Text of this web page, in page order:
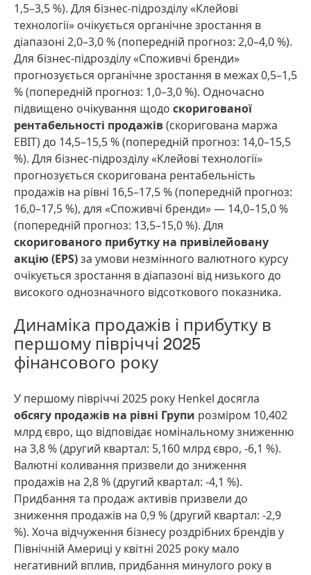
1,5–3,5 %). Для бізнес-підрозділу «Клейові
технології» очікується органічне зростання в
діапазоні 2,0–3,0 % (попередній прогноз: 2,0–4,0 %).
Для бізнес-підрозділу «Споживчі бренди»
прогнозується органічне зростання в межах 0,5–1,5
% (попередній прогноз: 1,0–3,0 %). Одночасно
підвищено очікування щодо скоригованої
рентабельності продажів(скоригована маржа
EBIT) до 14,5–15,5 % (попередній прогноз: 14,0–15,5
%). Для бізнес-підрозділу «Клейові технології»
прогнозується скоригована рентабельність
продажів на рівні 16,5–17,5 % (попередній прогноз:
16,0–17,5 %), для «Споживчі бренди» — 14,0–15,0 %
(попередній прогноз: 13,5–15,0 %). Для
скоригованого прибутку на привілейовану
акцію(EPS)за умови незмінного валютного курсу
очікується зростання в діапазоні від низького до
високого однозначного відсоткового показника.
Динаміка продажів і прибутку в
першому півріччі 2025
фінансового року
У першому півріччі 2025 року Henkel досягла
обсягу продажів на рівні Групи розміром 10,402
млрд євро, що відповідає номінальному зниженню
на 3,8 % (другий квартал: 5,160 млрд євро, -6,1 %).
Валютні коливання призвели до зниження
продажів на 2,8 % (другий квартал: -4,1 %).
Придбання та продаж активів призвели до
зниження продажів на 0,9 % (другий квартал: -2,9
%). Хоча відчуження бізнесу роздрібних брендів у
Північній Америці у квітні 2025 року мало
негативний вплив, придбання минулого року в